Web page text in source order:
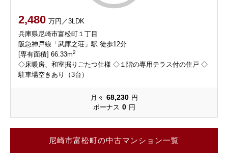
2,480 万円／3LDK
兵庫県尼崎市富松町１丁目
阪急神戸線「武庫之荘」駅 徒歩12分
[専有面積] 66.33m2
◇床暖房、和室掘りごたつ仕様 ◇１階の専用テラス付の住戸 ◇
駐車場空きあり（3台）
月々 68,230 円
ボーナス 0 円
尼崎市富松町の中古マンション一覧